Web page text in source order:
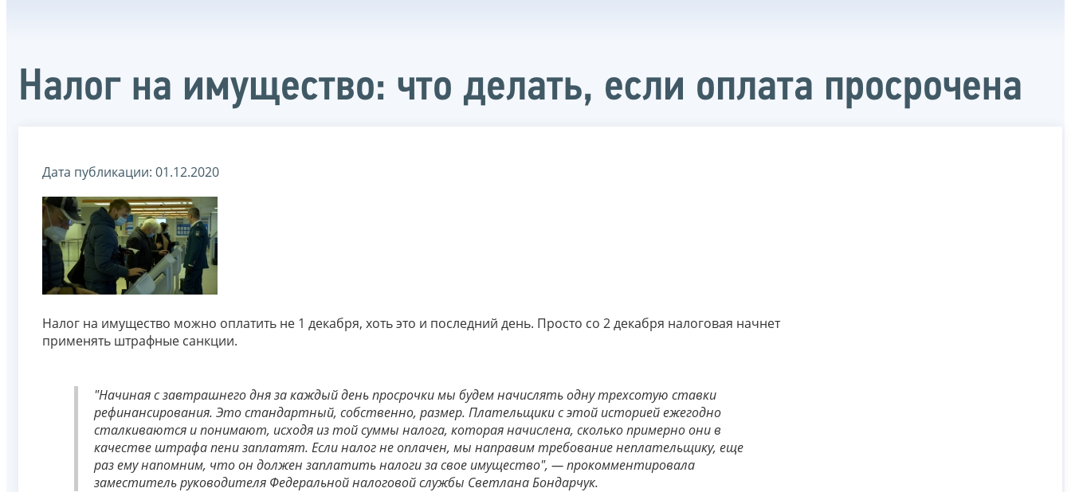
Налог на имущество: что делать, если оплата просрочена
Дата публикации: 01.12.2020
Налог на имущество можно оплатить не 1 декабря, хоть это и последний день. Просто со 2 декабря налоговая начнет
применять штрафные санкции.
"Начиная с завтрашнего дня за каждый день просрочки мы будем начислять одну трехсотую ставки
рефинансирования. Это стандартный, собственно, размер. Плательщики с этой историей ежегодно
сталкиваются и понимают, исходя из той суммы налога, которая начислена, сколько примерно они в
качестве штрафа пени заплатят. Если налог не оплачен, мы направим требование неплательщику, еще
раз ему напомним, что он должен заплатить налоги за свое имущество", — прокомментировала
заместитель руководителя Федеральной налоговой службы Светлана Бондарчук.